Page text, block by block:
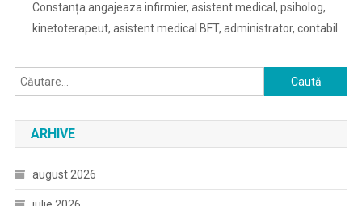
Constanța angajeaza infirmier, asistent medical, psiholog,
kinetoterapeut, asistent medical BFT, administrator, contabil
Caută
după:
ARHIVE
august 2026